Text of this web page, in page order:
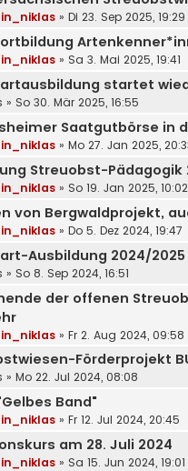
» Di 23. Sep 2025, 19:29
» Sa 3. Mai 2025, 19:41
startet
» So 30. Mär 2025, 16:55
Saatgutbörse in
» Mo 27. Jan 2025,
Streuobst-Pädagogik
» So 19. Jan 2025, 10:02
von Bergwaldprojekt,
» Do 5. Dez 2024, 19:47
Ausbildung 2024/2025
» So 8. Sep 2024, 16:51
der offenen
» Fr 2. Aug 2024, 09:58
Förderprojekt
» Mo 22. Jul 2024, 08:08
Band"
» Fr 12. Jul 2024, 20:45
am 28. Juli 2024
» Sa 15. Jun 2024, 19:01